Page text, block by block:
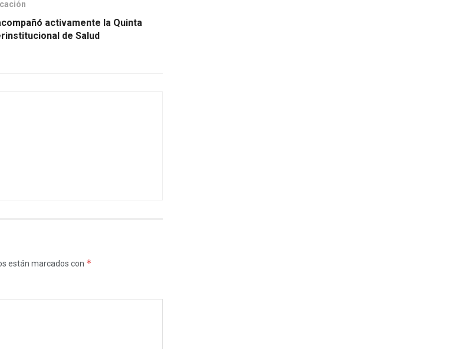
activamente la Quinta
de Salud
están marcados con *